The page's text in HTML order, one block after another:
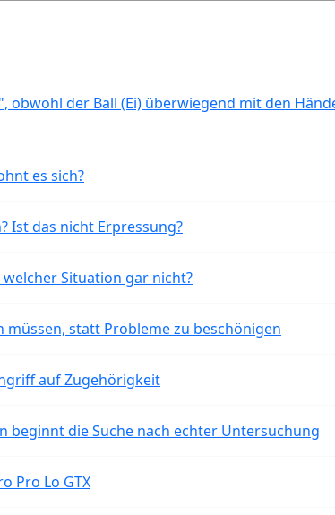
der Ball (Ei) überwiegend mit den
es sich?
Ist das nicht Erpressung?
Situation gar nicht?
statt Probleme zu beschönigen
auf Zugehörigkeit
die Suche nach echter Untersuchung
Pro Lo GTX